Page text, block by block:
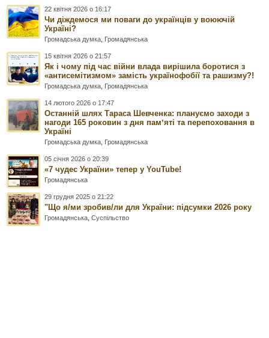
22 квітня 2026 о 16:17
Чи діждемося ми поваги до українців у воюючій
Україні?
Громадська думка Громадянська
15 квітня 2026 о 21:57
Як і чому під час війни влада вирішила боротися з
«антисемітизмом» замість українофобії та рашизму?!
Громадська думка Громадянська
14 лютого 2026 о 17:47
Останній шлях Тараса Шевченка: плануємо заходи з
нагоди 165 роковин з дня памʼяті та перепоховання в
Україні
Громадська думка Громадянська
05 січня 2026 о 20:39
«7 чудес України» тепер у YouTube!
Громадянська
29 грудня 2025 о 21:22
"Що я/ми зробив/ли для України: підсумки 2026 року
Громадянська ,Суспільство